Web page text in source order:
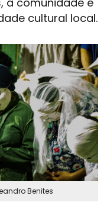
cultural local.
Benites